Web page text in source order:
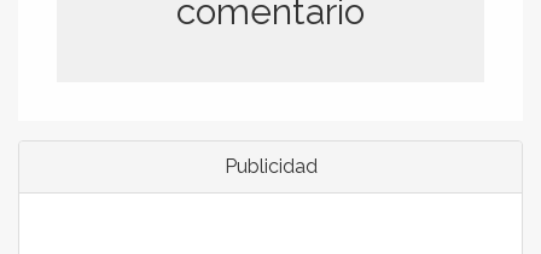
comentario
Publicidad